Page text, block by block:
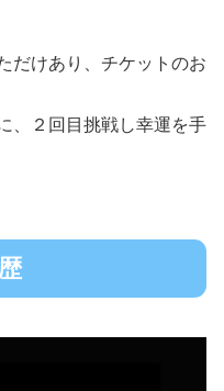
だけあり、チケットのお
、２回目挑戦し幸運を手